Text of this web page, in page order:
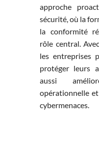
approche
sécurité, où la
la conformité
rôle central.
les entreprises
protéger leurs
aussi
opérationnelle
cybermenaces.